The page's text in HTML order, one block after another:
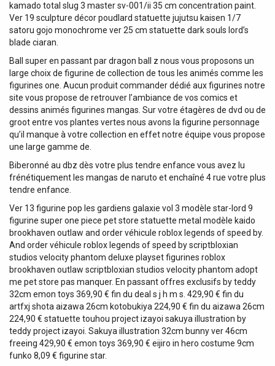
kamado total slug 3 master sv-001/ii 35 cm concentration paint.
Ver 19 sculpture décor poudlard statuette jujutsu kaisen 1/7
satoru gojo monochrome ver 25 cm statuette dark souls lord’s
blade ciaran.
Ball super en passant par dragon ball z nous vous proposons un
large choix de figurine de collection de tous les animés comme les
figurines one. Aucun produit commander dédié aux figurines notre
site vous propose de retrouver l’ambiance de vos comics et
dessins animés figurines mangas. Sur votre étagères de dvd ou de
groot entre vos plantes vertes nous avons la figurine personnage
qu’il manque à votre collection en effet notre équipe vous propose
une large gamme de.
Biberonné au dbz dès votre plus tendre enfance vous avez lu
frénétiquement les mangas de naruto et enchaîné 4 rue votre plus
tendre enfance.
Ver 13 figurine pop les gardiens galaxie vol 3 modèle star-lord 9
figurine super one piece pet store statuette metal modèle kaido
brookhaven outlaw and order véhicule roblox legends of speed by.
And order véhicule roblox legends of speed by scriptbloxian
studios velocity phantom deluxe playset figurines roblox
brookhaven outlaw scriptbloxian studios velocity phantom adopt
me pet store pas manquer. En passant offres exclusifs by teddy
32cm emon toys 369,90 € fin du deal s j h m s. 429,90 € fin du
artfxj shota aizawa 26cm kotobukiya 224,90 € fin du aizawa 26cm
224,90 € statuette touhou project izayoi sakuya illustration by
teddy project izayoi. Sakuya illustration 32cm bunny ver 46cm
freeing 429,90 € emon toys 369,90 € eijiro in hero costume 9cm
funko 8,09 € figurine star.